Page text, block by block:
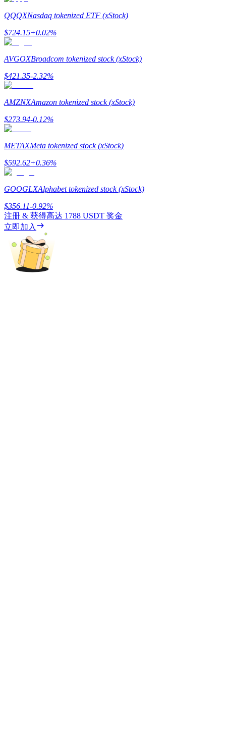
Bitrue渠道合伙人
最高達65%佣金！
邀请好友
邀請朋友獲得現金獎勵
BTC 專享獎勵
QQQXNasdaq tokenized ETF (xStock)
$724.15+0.02%
AVGOXBroadcom tokenized stock (xStock)
$421.35-2.32%
AMZNXAmazon tokenized stock (xStock)
$273.94-0.12%
METAXMeta tokenized stock (xStock)
$592.62+0.36%
GOOGLXAlphabet tokenized stock (xStock)
$356.11-0.92%
注册 & 获得高达 1788 USDT 奖金
立即加入